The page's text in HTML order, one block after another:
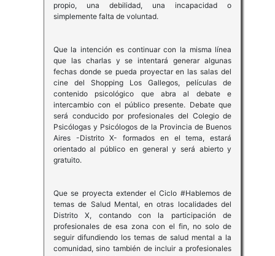
propio, una debilidad, una incapacidad o
simplemente falta de voluntad.
Que la intención es continuar con la misma línea
que las charlas y se intentará generar algunas
fechas donde se pueda proyectar en las salas del
cine del Shopping Los Gallegos, películas de
contenido psicológico que abra al debate e
intercambio con el público presente. Debate que
será conducido por profesionales del Colegio de
Psicólogas y Psicólogos de la Provincia de Buenos
Aires -Distrito X- formados en el tema, estará
orientado al público en general y será abierto y
gratuito.
Que se proyecta extender el Ciclo #Hablemos de
temas de Salud Mental, en otras localidades del
Distrito X, contando con la participación de
profesionales de esa zona con el fin, no solo de
seguir difundiendo los temas de salud mental a la
comunidad, sino también de incluir a profesionales